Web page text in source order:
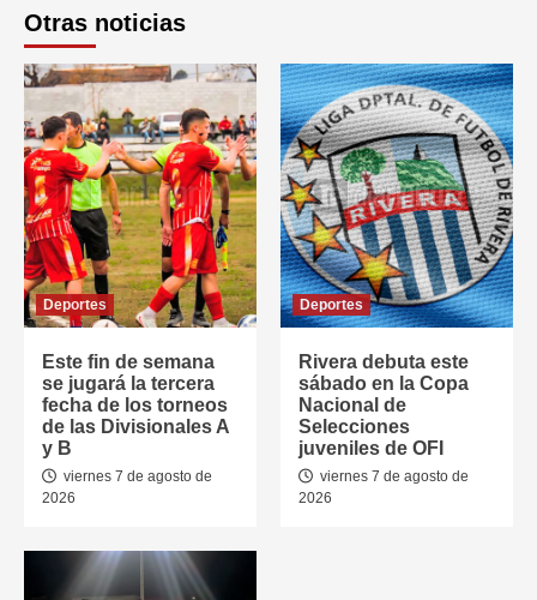
Otras noticias
Deportes
Este fin de semana
se jugará la tercera
fecha de los torneos
de las Divisionales A
y B
viernes 7 de agosto de
2026
Deportes
Rivera debuta este
sábado en la Copa
Nacional de
Selecciones
juveniles de OFI
viernes 7 de agosto de
2026